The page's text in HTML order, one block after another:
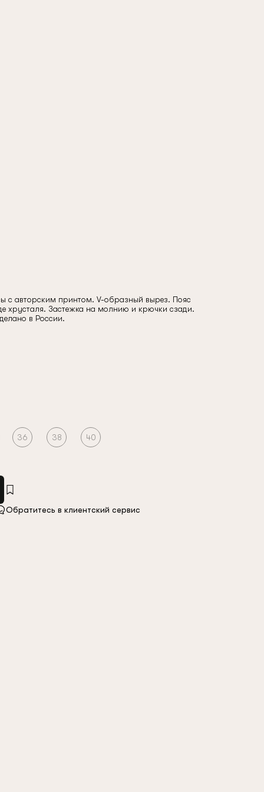
с авторским принтом. V-образный вырез. Пояс
хрусталя. Застежка на молнию и крючки сзади.
в России.
36 38 40
Обратитесь в клиентский сервис